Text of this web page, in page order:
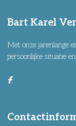
Bart Karel
Met onze jarenlange
persoonlijke situatie